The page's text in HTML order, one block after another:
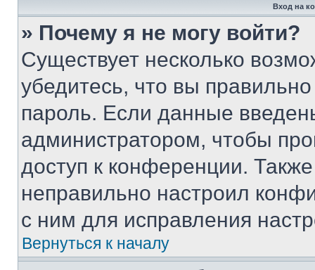
Вход на
» Почему я не могу войти?
Существует несколько
убедитесь, что вы
пароль. Если данные
администратором, чтобы
доступ к конференции.
неправильно настроил
с ним для исправления
Вернуться к началу